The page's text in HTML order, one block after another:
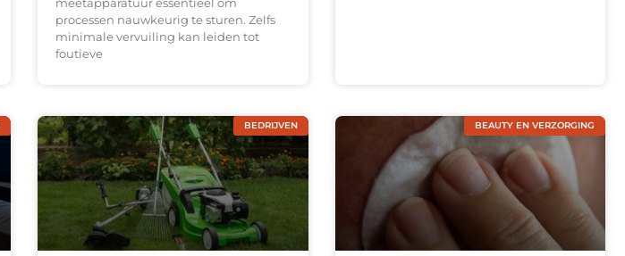
processen nauwkeurig te sturen. Zelfs
minimale vervuiling kan leiden tot
foutieve
BEDRIJVEN BEAUTY EN VERZORGING